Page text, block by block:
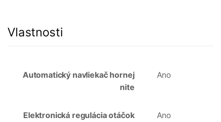
Vlastnosti
Automatický navliekač hornej
nite
Ano
Elektronická regulácia otáčok
Ano